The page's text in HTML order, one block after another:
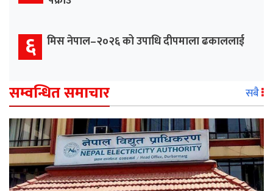
६ मिस नेपाल–२०२६ को उपाधि दीपमाला ढकाललाई
सम्वन्धित समाचार सबै